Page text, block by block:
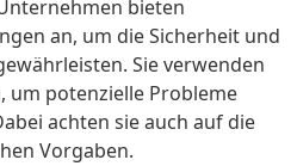
bieten
an, um die Sicherheit und
Sie verwenden
um potenzielle Probleme
achten sie auch auf die
Vorgaben.